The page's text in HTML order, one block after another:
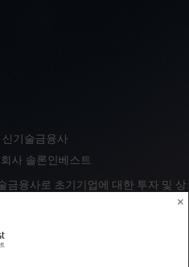
신기술금융사
사 솔론인베스트
금융사로 초기기업에 대한 투자 및 상